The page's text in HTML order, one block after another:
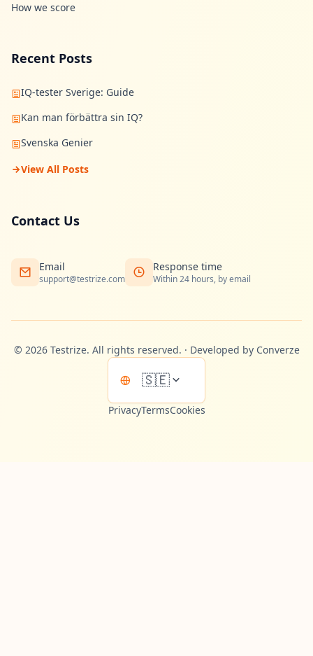
How we score
Recent Posts
IQ-tester Sverige: Guide
Kan man förbättra sin IQ?
Svenska Genier
View All Posts
Contact Us
Email
support@testrize.com
Response time
Within 24 hours, by email
© 2026Testrize. All rights reserved. · Developed by Converze
🇸🇪
PrivacyTermsCookies